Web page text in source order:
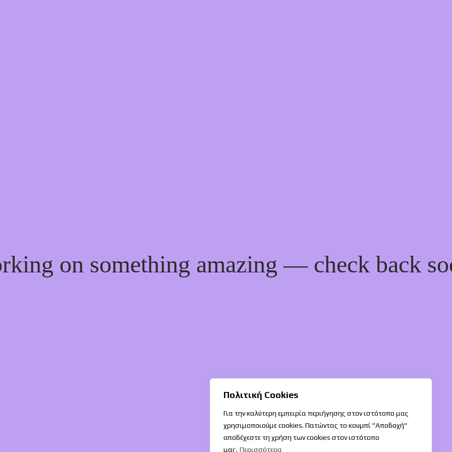
Πολιτική Cookies
Για την καλύτερη εμπειρία περιήγησης στον ιστότοπο μας
χρησιμοποιούμε cookies. Πατώντας το κουμπί "Αποδοχή"
αποδέχεστε τη χρήση των cookies στον ιστότοπο
μας. Περισσότερα
on something amazing — check back